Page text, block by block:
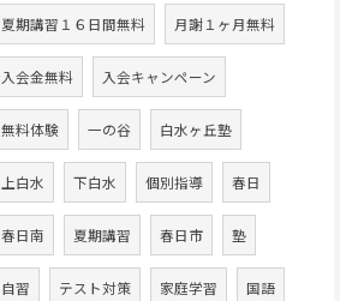
夏期講習１６日間無料 月謝１ヶ月無料
入会金無料 入会キャンペーン
無料体験 一の谷 白水ヶ丘塾
上白水 下白水 個別指導 春日
春日南 夏期講習 春日市 塾
自習 テスト対策 家庭学習 国語